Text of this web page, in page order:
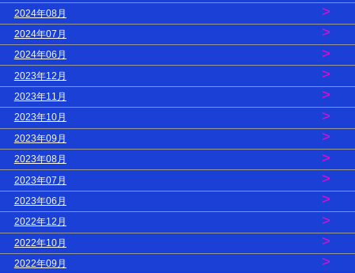
2024年08月 >
2024年07月 >
2024年06月 >
2023年12月 >
2023年11月 >
2023年10月 >
2023年09月 >
2023年08月 >
2023年07月 >
2023年06月 >
2022年12月 >
2022年10月 >
2022年09月 >